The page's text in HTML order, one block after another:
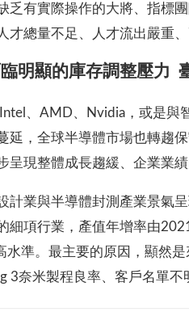
乏有實際操作的大將、指標
才總量不足、人才流出嚴重
明顯的庫存調整壓力
、AMD、Nvidia，或是與
延，全球半導體市場也轉趨
呈現整體成長趨緩、企業業績
計業與半導體封測產業景氣
細項行業，產值年增率由
水準。最主要的原因，顯然
3奈米製程良率、客戶名單